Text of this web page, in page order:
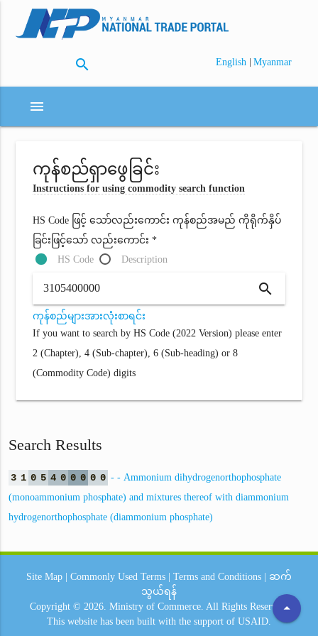
search English | Myanmar
menu
ကုန်စည်ရှာဖွေခြင်း
Instructions for using commodity search function
HS Code ဖြင့် သော်လည်းကောင်း ကုန်စည်အမည် ကိုရိုက်နှိပ်
ခြင်းဖြင့်သော် လည်းကောင်း *
HS Code
Description
search
ကုန်စည်များအားလုံးစာရင်း
If you want to search by HS Code (2022 Version) please enter
2 (Chapter), 4 (Sub-chapter), 6 (Sub-heading) or 8
(Commodity Code) digits
Search Results
3 1 0 5 4 0 0 0 0 0 - - Ammonium dihydrogenorthophosphate
(monoammonium phosphate) and mixtures thereof with diammonium
hydrogenorthophosphate (diammonium phosphate)
arrow_drop_up
Site Map Commonly Used Terms Terms and Conditions
ဆက်
သွယ်ရန်
Copyright © 2026. Ministry of Commerce. All Rights Reserved.
This website has been built with the support of USAID.